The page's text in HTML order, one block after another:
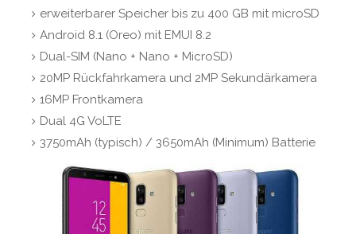
erweiterbarer Speicher bis zu 400 GB mit microSD
Android 8.1 (Oreo) mit EMUI 8.2
Dual-SIM (Nano + Nano + MicroSD)
20MP Rückfahrkamera und 2MP Sekundärkamera
16MP Frontkamera
Dual 4G VoLTE
3750mAh (typisch) / 3650mAh (Minimum) Batterie